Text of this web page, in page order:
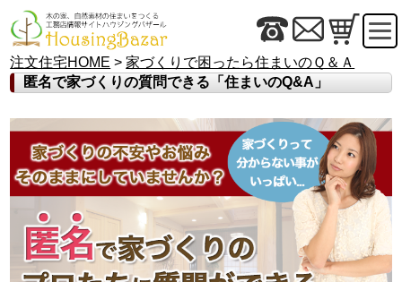
注文住宅HOME >家づくりで困ったら住まいのＱ＆Ａ
匿名で家づくりの質問できる「住まいのQ&A」